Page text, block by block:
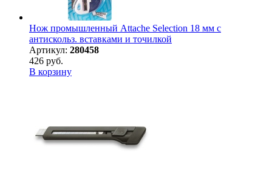
Нож промышленный Attache Selection 18 мм с
антискольз. вставками и точилкой
Артикул: 280458
426 руб.
В корзину